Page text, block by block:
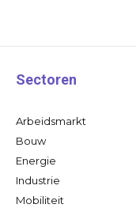
Sectoren
Arbeidsmarkt
Bouw
Energie
Industrie
Mobiliteit